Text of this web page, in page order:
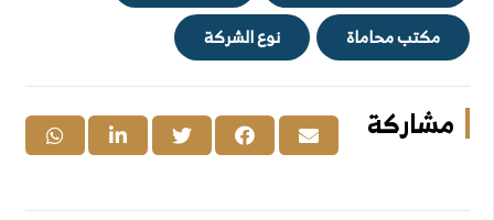
مكتب محاماة
نوع الشركة
مشاركة